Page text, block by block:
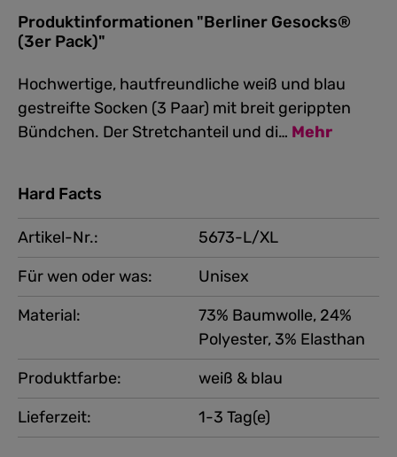
Produktinformationen "Berliner Gesocks®
(3er Pack)"
Hochwertige, hautfreundliche weiß und blau
gestreifte Socken (3 Paar) mit breit gerippten
Bündchen. Der Stretchanteil und di… Mehr
Hard Facts
Artikel-Nr.:
5673-L/XL
Für wen oder was:
Unisex
Produktfarbe: weiß & blau
Material:
73% Baumwolle, 24%
Polyester, 3% Elasthan
Lieferzeit: 1-3 Tag(e)